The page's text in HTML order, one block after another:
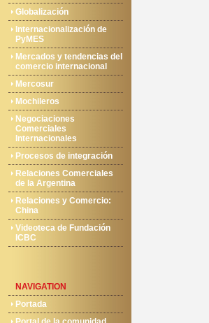
Globalización
Internacionalización de
PyMES
Mercados y tendencias del
comercio internacional
Mercosur
Mochileros
Negociaciones
Comerciales
Internacionales
Procesos de integración
Relaciones Comerciales
de la Argentina
Relaciones y Comercio:
China
Videoteca de Fundación
ICBC
NAVIGATION
Portada